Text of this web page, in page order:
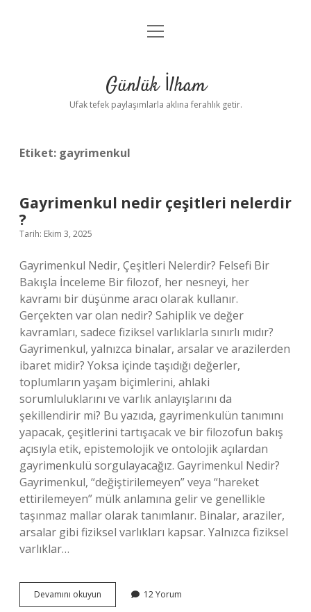
Anasayfa
Yasal Uyarı
menüyü
Günlük İlham
Ufak tefek paylaşımlarla aklına ferahlık getir.
Etiket: gayrimenkul
Gayrimenkul nedir çeşitleri nelerdir
?
Tarih: Ekim 3, 2025
Gayrimenkul Nedir, Çeşitleri Nelerdir? Felsefi Bir
Bakışla İnceleme Bir filozof, her nesneyi, her
kavramı bir düşünme aracı olarak kullanır.
Gerçekten var olan nedir? Sahiplik ve değer
kavramları, sadece fiziksel varlıklarla sınırlı mıdır?
Gayrimenkul, yalnızca binalar, arsalar ve arazilerden
ibaret midir? Yoksa içinde taşıdığı değerler,
toplumların yaşam biçimlerini, ahlaki
sorumluluklarını ve varlık anlayışlarını da
şekillendirir mi? Bu yazıda, gayrimenkulün tanımını
yapacak, çeşitlerini tartışacak ve bir filozofun bakış
açısıyla etik, epistemolojik ve ontolojik açılardan
gayrimenkulü sorgulayacağız. Gayrimenkul Nedir?
Gayrimenkul, “değiştirilemeyen” veya “hareket
ettirilemeyen” mülk anlamına gelir ve genellikle
taşınmaz mallar olarak tanımlanır. Binalar, araziler,
arsalar gibi fiziksel varlıkları kapsar. Yalnızca fiziksel
varlıklar…
Devamını okuyun Gayrimenkul
nedir
12 Yorum